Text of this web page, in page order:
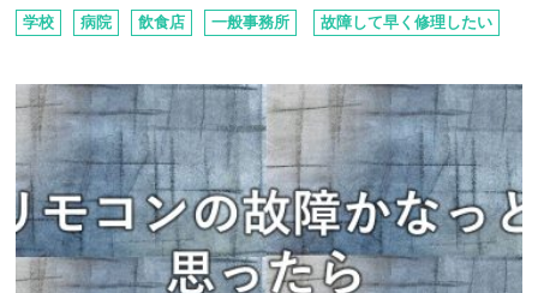
学校 病院 飲⾷店 ⼀般事務所 故障して早く修理したい